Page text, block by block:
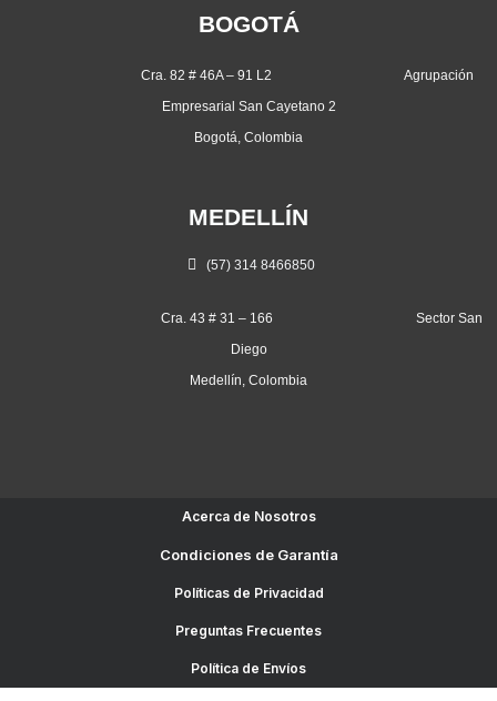
e
b
o
o
t
a
g
r
t
a
p
BOGOTÁ
Cra. 82 # 46A – 91 L2 Agrupación
Empresarial San Cayetano 2
Bogotá, Colombia
MEDELLÍN
(57) 314 8466850
Cra. 43 # 31 – 166 Sector San
Diego
Medellín, Colombia
Acerca de Nosotros
Condiciones de Garantía
Políticas de Privacidad
Preguntas Frecuentes
Política de Envíos